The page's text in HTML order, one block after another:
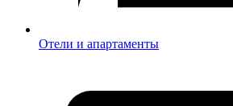
Отели и апартаменты